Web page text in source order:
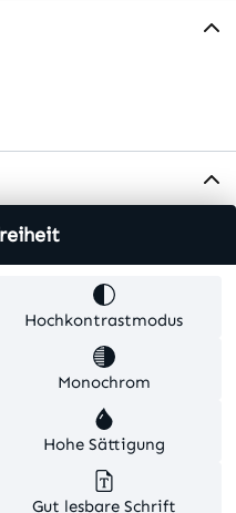
zzgl.
sind
ohne Gewähr.
vorbehalten. Theme by
Hochkontrastmodus
Monochrom
Hohe Sättigung
Gut lesbare Schrift